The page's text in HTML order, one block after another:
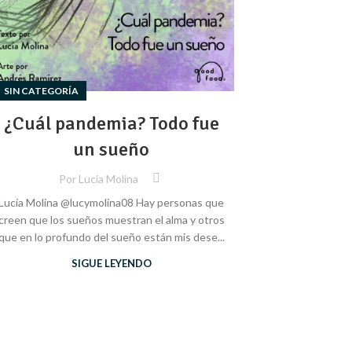
SIN CATEGORÍA
¿Cuál pandemia? Todo fue
un sueño
Por Lucia Molina
Molina @lucymolina08 Hay personas que
que los sueños muestran el alma y otros
en lo profundo del sueño están mis dese...
SIGUE LEYENDO